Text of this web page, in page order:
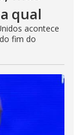
qual
acontece
fim do